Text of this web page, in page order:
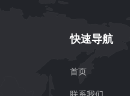
快速导航
首页